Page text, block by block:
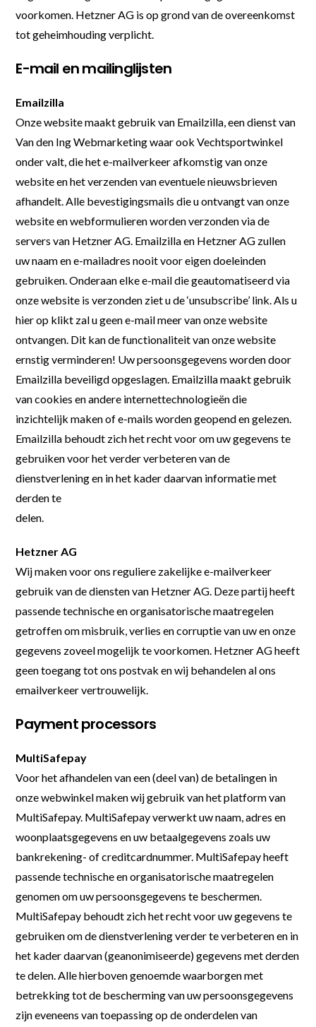
voorkomen. Hetzner AG is op grond van de overeenkomst
tot geheimhouding verplicht.
E-mail en mailinglijsten
Emailzilla
Onze website maakt gebruik van Emailzilla, een dienst van
Van den Ing Webmarketing waar ook Vechtsportwinkel
onder valt, die het e-mailverkeer afkomstig van onze
website en het verzenden van eventuele nieuwsbrieven
afhandelt. Alle bevestigingsmails die u ontvangt van onze
website en webformulieren worden verzonden via de
servers van Hetzner AG. Emailzilla en Hetzner AG zullen
uw naam en e-mailadres nooit voor eigen doeleinden
gebruiken. Onderaan elke e-mail die geautomatiseerd via
onze website is verzonden ziet u de ‘unsubscribe’ link. Als u
hier op klikt zal u geen e-mail meer van onze website
ontvangen. Dit kan de functionaliteit van onze website
ernstig verminderen! Uw persoonsgegevens worden door
Emailzilla beveiligd opgeslagen. Emailzilla maakt gebruik
van cookies en andere internettechnologieën die
inzichtelijk maken of e-mails worden geopend en gelezen.
Emailzilla behoudt zich het recht voor om uw gegevens te
gebruiken voor het verder verbeteren van de
dienstverlening en in het kader daarvan informatie met
derden te
delen.
Hetzner AG
Wij maken voor ons reguliere zakelijke e-mailverkeer
gebruik van de diensten van Hetzner AG. Deze partij heeft
passende technische en organisatorische maatregelen
getroffen om misbruik, verlies en corruptie van uw en onze
gegevens zoveel mogelijk te voorkomen. Hetzner AG heeft
geen toegang tot ons postvak en wij behandelen al ons
emailverkeer vertrouwelijk.
Payment processors
MultiSafepay
Voor het afhandelen van een (deel van) de betalingen in
onze webwinkel maken wij gebruik van het platform van
MultiSafepay. MultiSafepay verwerkt uw naam, adres en
woonplaatsgegevens en uw betaalgegevens zoals uw
bankrekening- of creditcardnummer. MultiSafepay heeft
passende technische en organisatorische maatregelen
genomen om uw persoonsgegevens te beschermen.
MultiSafepay behoudt zich het recht voor uw gegevens te
gebruiken om de dienstverlening verder te verbeteren en in
het kader daarvan (geanonimiseerde) gegevens met derden
te delen. Alle hierboven genoemde waarborgen met
betrekking tot de bescherming van uw persoonsgegevens
zijn eveneens van toepassing op de onderdelen van